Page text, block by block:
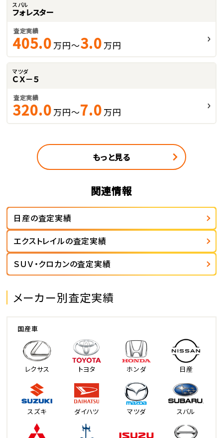
スバル
フォレスター
査定実績
405.0 万円～3.0 万円
マツダ
ＣＸ－５
査定実績
320.0 万円～7.0 万円
もっと見る
関連情報
日産の査定実績
エクストレイルの査定実績
ＳＵＶ・クロカンの査定実績
メーカー別査定実績
国産車
レクサス トヨタ ホンダ 日産
スズキ ダイハツ マツダ スバル